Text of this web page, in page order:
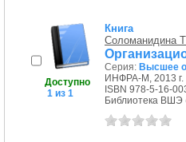
Доступно
1 из 1
Книга
Соломанидина
Серия: Высшее
ИНФРА-М, 2013 г.
ISBN 978-5-16-
Библиотека ВШЭ